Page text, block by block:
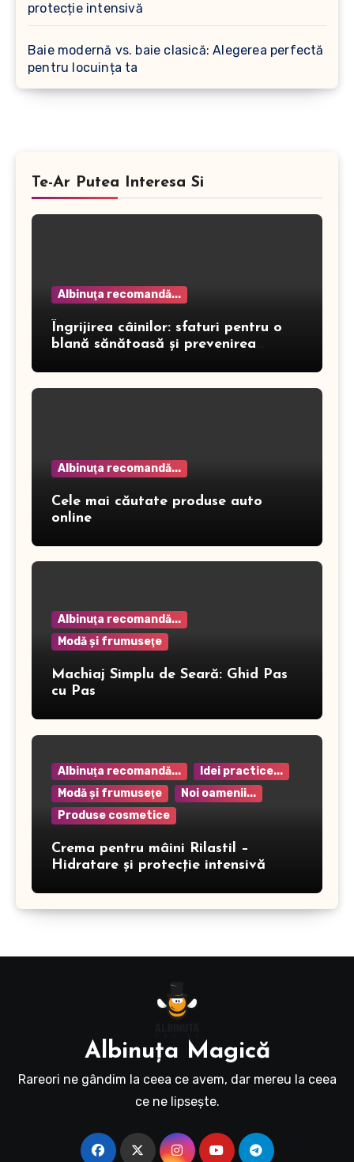
protecție intensivă
Baie modernă vs. baie clasică: Alegerea perfectă
pentru locuința ta
Te-Ar Putea Interesa Si
Albinuţa recomandă...
Îngrijirea câinilor: sfaturi pentru o
blană sănătoasă și prevenirea
Albinuţa recomandă...
Cele mai căutate produse auto
online
Albinuţa recomandă...
Modă şi frumuseţe
Machiaj Simplu de Seară: Ghid Pas
cu Pas
Albinuţa recomandă...
Idei practice...
Modă şi frumuseţe
Noi oamenii...
Produse cosmetice
Crema pentru mâini Rilastil –
Hidratare și protecție intensivă
Albinuţa Magică
Rareori ne gândim la ceea ce avem, dar mereu la ceea
ce ne lipseşte.